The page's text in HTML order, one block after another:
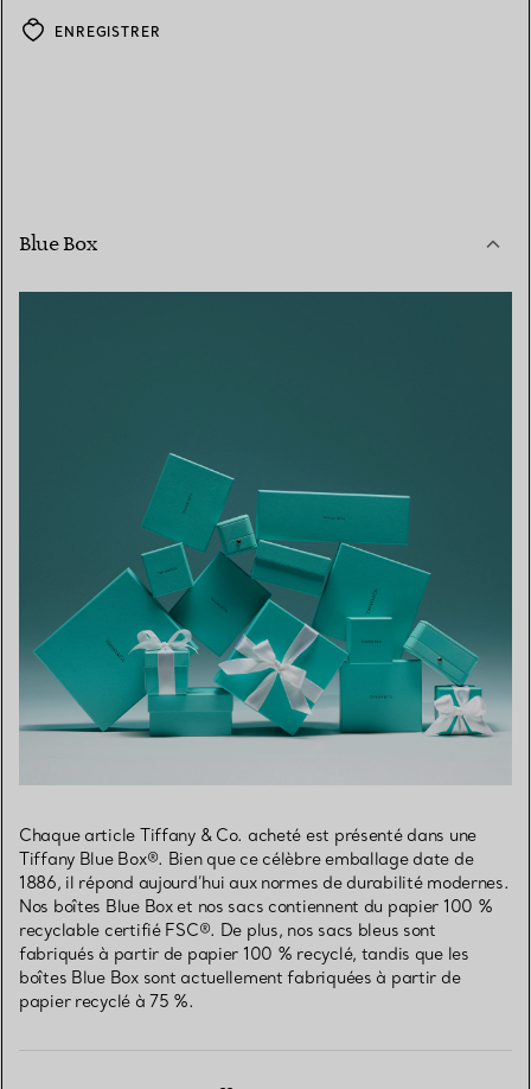
ENREGISTRER
Blue Box
Chaque article Tiffany & Co. acheté est présenté dans une
Tiffany Blue Box®. Bien que ce célèbre emballage date de
1886, il répond aujourd’hui aux normes de durabilité modernes.
Nos boîtes Blue Box et nos sacs contiennent du papier 100 %
recyclable certifié FSC®. De plus, nos sacs bleus sont
fabriqués à partir de papier 100 % recyclé, tandis que les
boîtes Blue Box sont actuellement fabriquées à partir de
papier recyclé à 75 %.